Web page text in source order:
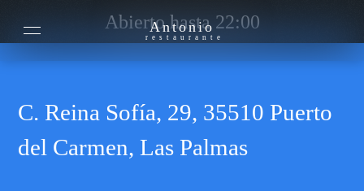
Antonio
restaurante
Abierto hasta 22:00
C. Reina Sofía, 29, 35510 Puerto
del Carmen, Las Palmas